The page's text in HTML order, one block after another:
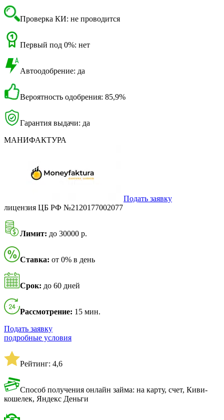
Проверка КИ: не проводится
Первый под 0%: нет
Автоодобрение: да
Вероятность одобрения: 85,9%
Гарантия выдачи: да
МАНИФАКТУРА
Подать заявку
лицензия ЦБ РФ №2120177002077
Лимит: до 30000 р.
Ставка: от 0% в день
Срок: до 60 дней
Рассмотрение: 15 мин.
Подать заявку
подробные условия
Рейтинг: 4,6
Способ получения онлайн займа: на карту, счет, Киви-
кошелек, Яндекс Деньги